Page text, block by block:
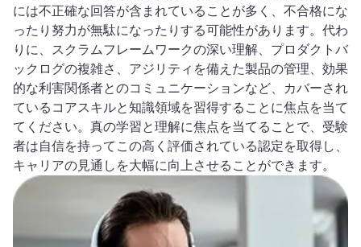
には不正確な回答が含まれていることが多く、不合格にな
ったり努力が無駄になったりする可能性があります。代わ
りに、スクラムフレームワークの深い理解、プロダクトバ
ックログの複雑さ、アジリティを備えた製品の管理、効果
的な利害関係者とのコミュニケーションなど、カバーされ
ているコアスキルと知識領域を習得することに焦点を当て
てください。真の学習と理解に焦点を当てることで、受験
者は自信を持ってこの高く評価されている認定を取得し、
キャリアの見通しを大幅に向上させることができます。